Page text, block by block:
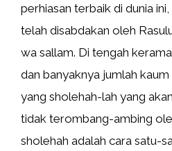
perhiasan terbaik di dunia
telah disabdakan oleh
wa sallam. Di tengah
dan banyaknya jumlah
yang sholehah-lah yang
tidak terombang-ambing
sholehah adalah cara satu-